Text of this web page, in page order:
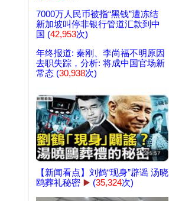
7000万人民币被指“黑钱”遭冻结
新加坡叫停非银行管道汇款到中
国 (42,953次)
年终报道: 秦刚、李尚福不明原因
去职失踪，分析: 将成中国官场新
常态 (30,938次)
【新闻看点】刘鹤“现身”辟谣 汤晓
鸥葬礼秘密 ▶️ (35,324次)